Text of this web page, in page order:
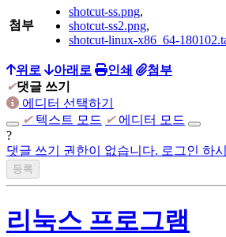
homebuilt computer(Intel i7-4790K, ASUS
AMD Radeon R290),
S3, NVIDIA GT8600),
Apple iMac 2009 late(Intel E7600)
Apple MacMini 2018(Intel i5-8500B,
homebuilt computer(AMD Ryzen 5700x3d,
Legend, Intel A770)
Firebat S1(Intel N100)
첨부
shotcut-ss.png,
shotcut-ss2.png,
shotcut-linux-x86_64-
위로 아래로 인쇄
첨부
✔댓글 쓰기
에디터 선택하기
✔ 텍스트 모드 ✔ 에디터 모드
?
댓글 쓰기 권한이 없습니다. 로그인 하
리눅스 프로그램